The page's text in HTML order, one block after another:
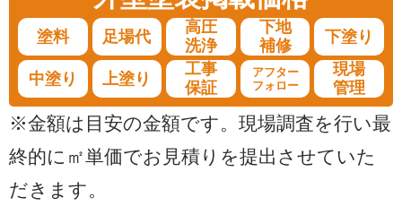
塗料 足場代
高圧
洗浄
下地
補修
下塗り
中塗り 上塗り
工事
保証
アフター
フォロー
現場
管理
※金額は目安の金額です。現場調査を行い最
終的に㎡単価でお見積りを提出させていた
だきます。